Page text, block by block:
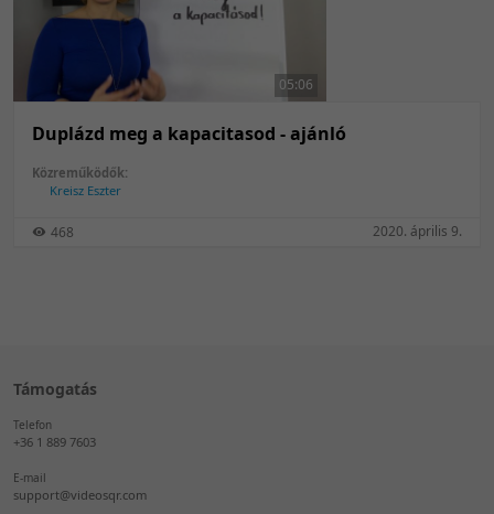
Feltöltés dátuma szerint
Utolsó módosítás szerint
Utolsó módosítás szerint
50 tétel/oldal
05:06
Duplázd meg a kapacitasod - ajánló
Közreműködők:
Kreisz Eszter
468 2020. április 9.
Támogatás
Telefon
+36 1 889 7603
E-mail
support@videosqr.com